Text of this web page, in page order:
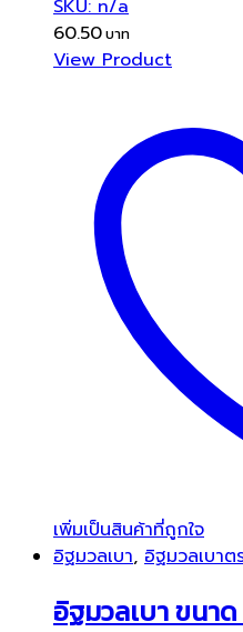
SKU: n/a
60.50
View Product
เพิ่มเป็นสินค้าที่ถูกใจ
อิฐมวลเบา, อิฐมวลเบาต
อิฐมวลเบา ขนา